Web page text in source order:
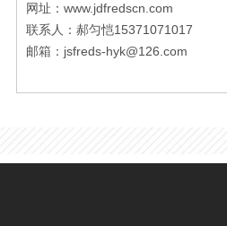
网址：www.jdfredscn.com
联系人：郝匀恺15371071017
邮箱：jsfreds-hyk@126.com